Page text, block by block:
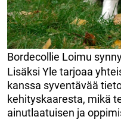
Bordecollie Loimu
Lisäksi Yle tarjoaa
kanssa syventävää
kehityskaaresta, mikä
ainutlaatuisen ja